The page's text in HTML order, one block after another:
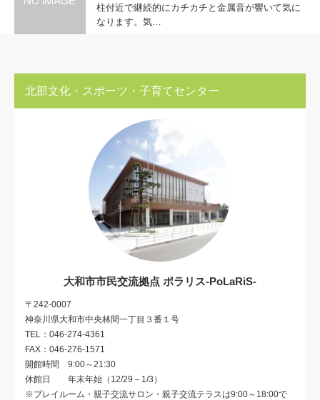
柱付近で継続的にカチカチと金属音が響いて気に
なります。気…
北部文化・スポーツ・子育てセンター
大和市市民交流拠点 ポラリス-PoLaRiS-
〒242-0007
神奈川県大和市中央林間一丁目３番１号
TEL：046-274-4361
FAX：046-276-1571
開館時間 9:00～21:30
休館日 年末年始（12/29－1/3）
※プレイルーム・親子交流サロン・親子交流テラスは9:00～18:00で